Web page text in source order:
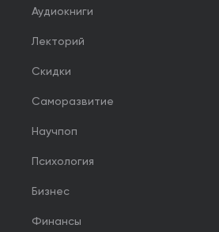
Аудиокниги
Лекторий
Скидки
Саморазвитие
Научпоп
Психология
Бизнес
Финансы